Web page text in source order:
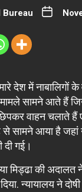
Bureau
देश में नाबालिगों
सामने आते हैं
वाहन चलाते हैं
सामने आया है जहां
दी गई।
मिड्ढा की अदालत
न्यायालय ने